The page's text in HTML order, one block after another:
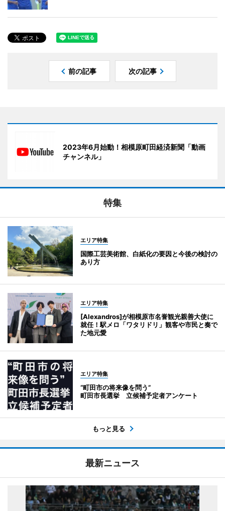
前の記事 次の記事
2023年6月始動！相模原町田経済新聞「動画
チャンネル」
特集
エリア特集
国際工芸美術館、白紙化の要因と今後の検討の
あり方
エリア特集
[Alexandros]が相模原市名誉観光親善大使に
就任！駅メロ「ワタリドリ」観客や市民と奏で
た地元愛
エリア特集
“町田市の将来像を問う”
町田市長選挙 立候補予定者アンケート
もっと見る
最新ニュース